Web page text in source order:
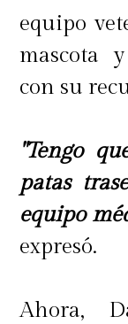
equipo
mascota
con su
"Tengo
patas
equipo
expresó.
Ahora,